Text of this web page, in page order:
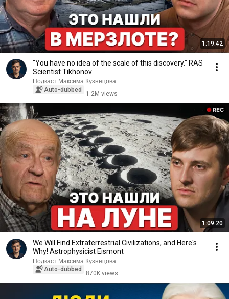
1:19:42
"You have no idea of the scale of this discovery." RAS
Scientist Tikhonov
Подкаст Максима Кузнецова
Auto-dubbed
1.2M views
1:09:20
We Will Find Extraterrestrial Civilizations, and Here's
Why! Astrophysicist Eismont
Подкаст Максима Кузнецова
Auto-dubbed
870K views